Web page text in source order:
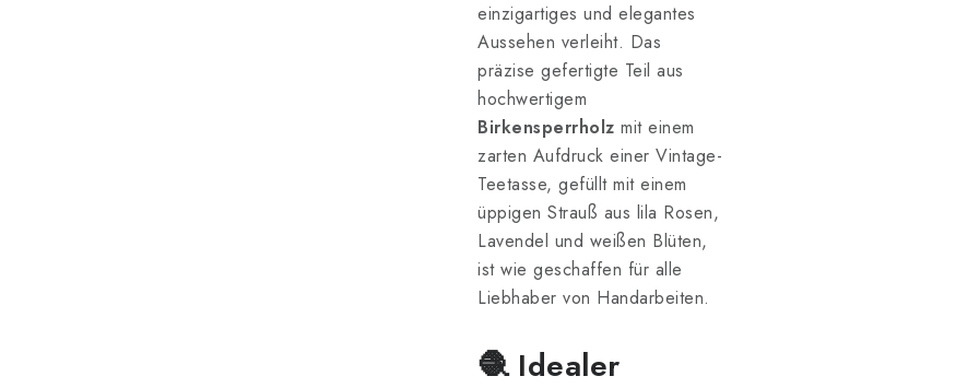
einzigartiges und elegantes
Aussehen verleiht. Das
präzise gefertigte Teil aus
hochwertigem
Birkensperrholz mit einem
zarten Aufdruck einer Vintage-
Teetasse, gefüllt mit einem
üppigen Strauß aus lila Rosen,
Lavendel und weißen Blüten,
ist wie geschaffen für alle
Liebhaber von Handarbeiten.
🧶 Idealer